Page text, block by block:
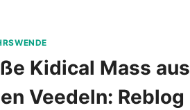
Kidical Mass aus
Veedeln: Reblog